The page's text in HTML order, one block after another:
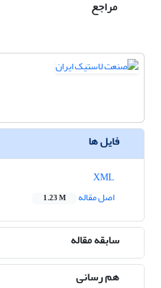
مراجع
فایل ها
اصل مقاله
1.23 M
سابقه مقاله
هم رسانی